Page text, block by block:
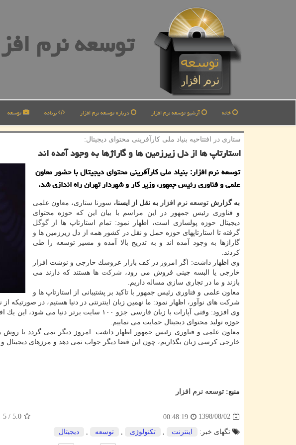
توسعه نرم
خانه آرشیو توسعه نرم افزار درباره توسعه نرم افزار برنامه توسعه
ستاری در افتتاحیه بنیاد ملی كارآفرینی محتوای دیجیتال:
استارتاپ ها از دل زیرزمین ها و گاراژها به وجود آمده اند
توسعه نرم افزار: بنیاد ملی كارآفرینی محتوای دیجیتال با حضور معاون
علمی و فناوری رئیس جمهور، وزیر كار و شهردار تهران راه اندازی شد.
به گزارشتوسعه نرم افزار به نقل از ایسنا، سورنا ستاری، معاون علمی
و فناوری رئیس جمهور در این مراسم با بیان این كه حوزه محتوای
دیجیتال حوزه پولسازی است، اظهار نمود: تمام استارتاپ ها ازگوگل
گرفته تا استارتاپهای حوزه حمل و نقل در كشور همه از دل زیرزمین ها و
گاراژها به وجود آمده اند و به تدریج بالا آمده و مسیر توسعه را طی
كردند.
وی اظهار داشت: اگر امروز در كف بازار عروسك خارجی و نوشت افزار
خارجی یا البسه چینی فروش می رود، شركت ها هستند كه دارند می
بازند و ما در تجاری سازی مساله داریم.
معاون علمی و فناوری رئیس جمهور با تاكید بر پشتیبانی از استارتاپ ها و
شركت های نوآور، اظهار نمود: ما نهمین زبان اینترنتی در دنیا هستیم، در صورتیكه
وی افزود: وقتی آپارات با زبان فارسی جزو ۱۰۰
حوزه تولید محتوای دیجیتال حمایت می نماییم.
معاون علمی و فناوری رئیس جمهور اظهار داشت: امروز دیگر نمی گردد با روش
خارجی كرسی زبان بگذاریم، چون این فضا دیگر جواب نمی دهد و مرزهای دیجیتال و
منبع: توسعه نرم افزار
1398/08/02
00:48:19
5.0
/
5
تگهای خبر: اینترنت تكنولوژی توسعه دیجیتال